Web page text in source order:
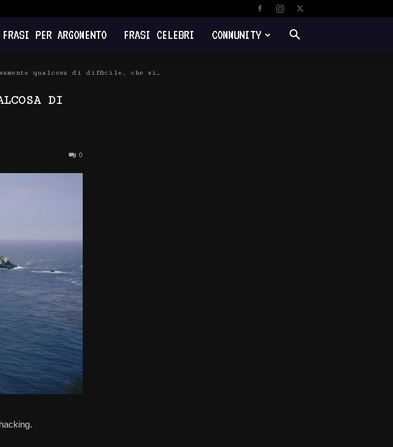
FRASI PER ARGOMENTO FRASI CELEBRI COMMUNITY
qualcosa di difficile, che si…
DI
0